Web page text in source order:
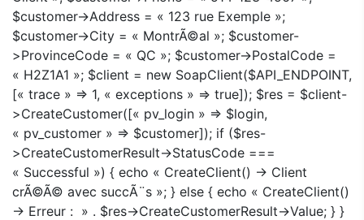
$customer->Address = « 123 rue Exemple »;
$customer->City = « MontrÃ©al »; $customer-
>ProvinceCode = « QC »; $customer->PostalCode =
« H2Z1A1 »; $client = new SoapClient($API_ENDPOINT,
[« trace » => 1, « exceptions » => true]); $res = $client-
>CreateCustomer([« pv_login » => $login,
« pv_customer » => $customer]); if ($res-
>CreateCustomerResult->StatusCode ===
« Successful ») { echo « CreateClient() -> Client
crÃ©Ã© avec succÃ¨s »; } else { echo « CreateClient()
-> Erreur : » . $res->CreateCustomerResult->Value; } }